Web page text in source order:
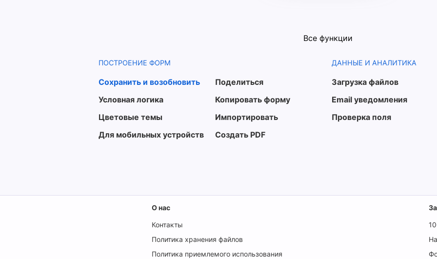
Все функции
ПОСТРОЕНИЕ ФОРМ
Сохранить и возобновить
Условная логика
Цветовые темы
Для мобильных устройств
Поделиться
Копировать форму
Импортировать
Создать PDF
ДАННЫЕ И АНАЛИТИКА
Загрузка файлов
Email уведомления
Проверка поля
О нас
Контакты
Политика хранения файлов
Политика приемлемого использования